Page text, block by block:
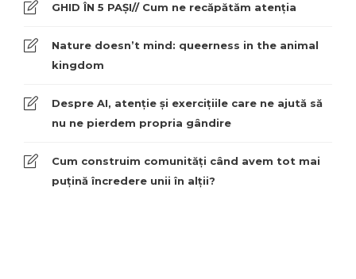
GHID ÎN 5 PAȘI// Cum ne recăpătăm atenția
Nature doesn’t mind: queerness in the animal
kingdom
Despre AI, atenție și exercițiile care ne ajută să
nu ne pierdem propria gândire
Cum construim comunități când avem tot mai
puțină încredere unii în alții?